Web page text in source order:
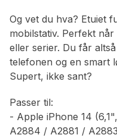
Og vet du hva? Etuiet
mobilstativ. Perfekt
eller serier. Du får
telefonen og en smart
Supert, ikke sant?
Passer til:
- Apple iPhone 14
A2884 / A2881 / A2883